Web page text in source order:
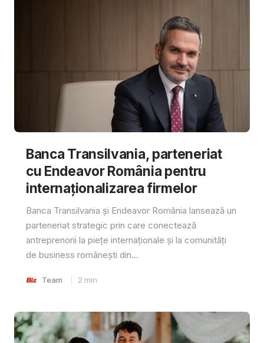
Banca Transilvania, parteneriat
cu Endeavor România pentru
internaționalizarea firmelor
Banca Transilvania și Endeavor România lansează un
parteneriat strategic prin care conectează
antreprenorii la piețe internaționale și la comunități
de business românești din...
Team 2 min